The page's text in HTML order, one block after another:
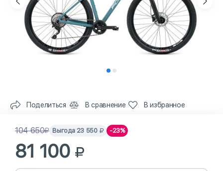
Поделиться В сравнение В избранное
104 650 Выгода 23 550 -23%
81 100